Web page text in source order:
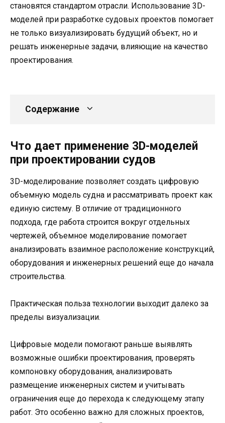
становятся стандартом отрасли. Использование 3D-
моделей при разработке судовых проектов помогает
не только визуализировать будущий объект, но и
решать инженерные задачи, влияющие на качество
проектирования.
Содержание
Что дает применение 3D-моделей
при проектировании судов
3D-моделирование позволяет создать цифровую
объемную модель судна и рассматривать проект как
единую систему. В отличие от традиционного
подхода, где работа строится вокруг отдельных
чертежей, объемное моделирование помогает
анализировать взаимное расположение конструкций,
оборудования и инженерных решений еще до начала
строительства.
Практическая польза технологии выходит далеко за
пределы визуализации.
Цифровые модели помогают раньше выявлять
возможные ошибки проектирования, проверять
компоновку оборудования, анализировать
размещение инженерных систем и учитывать
ограничения еще до перехода к следующему этапу
работ. Это особенно важно для сложных проектов,